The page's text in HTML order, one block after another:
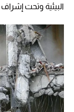
البيئية وتحت